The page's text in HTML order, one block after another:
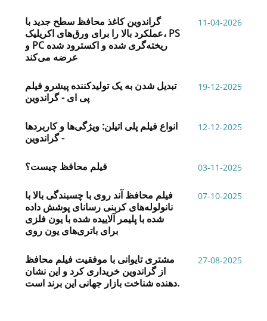
گراندوین کاغذ محافظ سطح جدید با
عملکرد بالا را برای ورق‌های اکریلیک، PS
و PC ریخته‌گری شده و اکسترود شده
عرضه می‌کند
11-04-2026
تبدیل شدن به یک تولیدکننده پیشرو فیلم
پی ای - گراندوین
19-12-2025
انواع فیلم پلی اتیلن: ویژگی‌ها و کاربردها
- گراندوین
12-12-2025
فیلم محافظ چیست؟ 03-11-2025
فیلم محافظ آند روی با چسبندگی بالا با
نانولوله‌های کربنی رسانای پوشش داده
شده با پلیمر آلاییده شده با یون فلزی
برای باتری‌های یون روی
07-10-2025
مشتری تایوانی با موفقیت فیلم محافظ
از گراندوین خریداری کرد و این نشان
دهنده شناخت بازار جهانی این برند است.
27-08-2025